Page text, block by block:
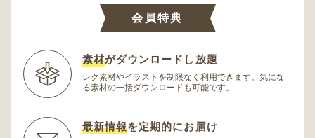
会員特典
素材がダウンロードし放題
レク素材やイラストを制限なく利用できます。 気にな
る素材の一括ダウンロードも可能です。
最新情報を定期的にお届け